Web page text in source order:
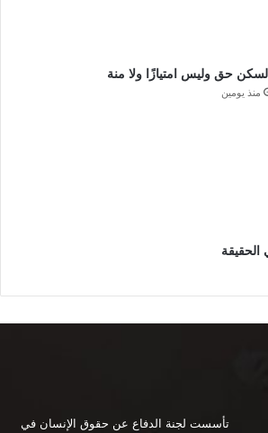
السكن حق وليس امتيازًا ولا منة
منذ يومين
الحقيقة
تأسست لجنة الدفاع عن حقوق الإنسان في